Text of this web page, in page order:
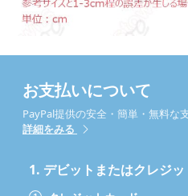
お支払いについて
PayPal提供の安全・簡単・無料な
詳細をみる
1. デビットまたはクレジ